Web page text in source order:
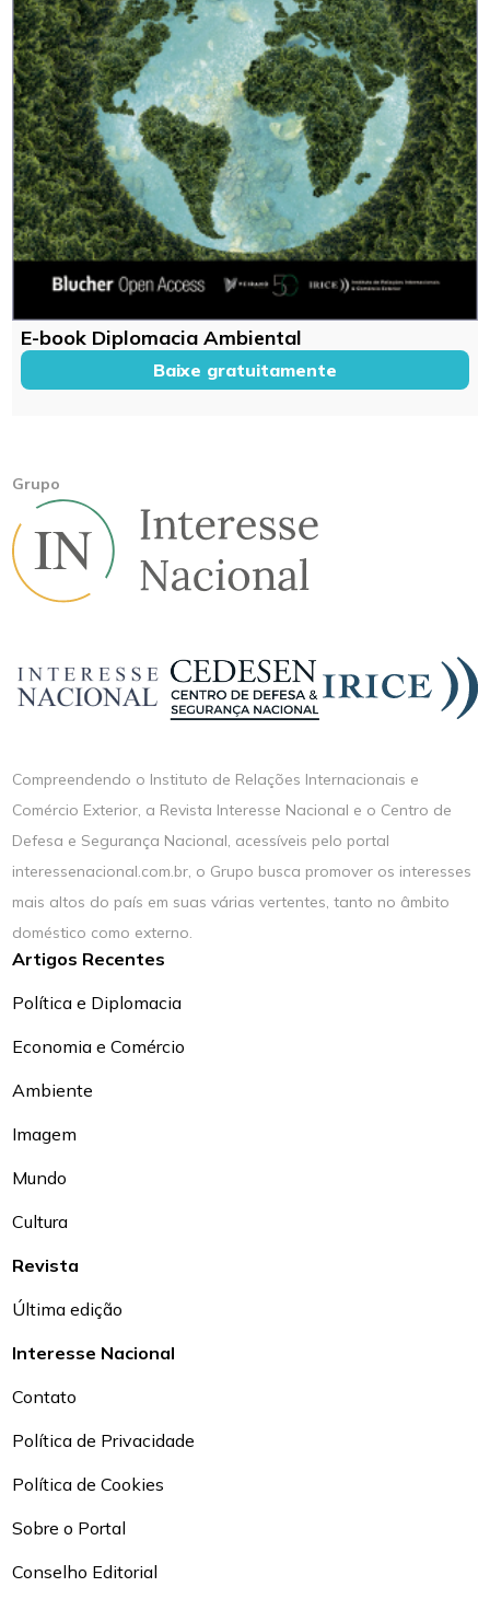
E-book Diplomacia Ambiental
Baixe gratuitamente
Grupo
Compreendendo o Instituto de Relações Internacionais e
Comércio Exterior, a Revista Interesse Nacional e o Centro de
Defesa e Segurança Nacional, acessíveis pelo portal
interessenacional.com.br, o Grupo busca promover os interesses
mais altos do país em suas várias vertentes, tanto no âmbito
doméstico como externo.
Artigos Recentes
Política e Diplomacia
Economia e Comércio
Ambiente
Imagem
Mundo
Cultura
Revista
Última edição
Interesse Nacional
Contato
Política de Privacidade
Política de Cookies
Sobre o Portal
Conselho Editorial